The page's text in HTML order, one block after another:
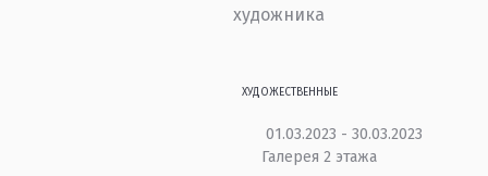
художника
ХУДОЖЕСТВЕННЫЕ
01.03.2023 - 30.03.2023
Галерея 2 этажа